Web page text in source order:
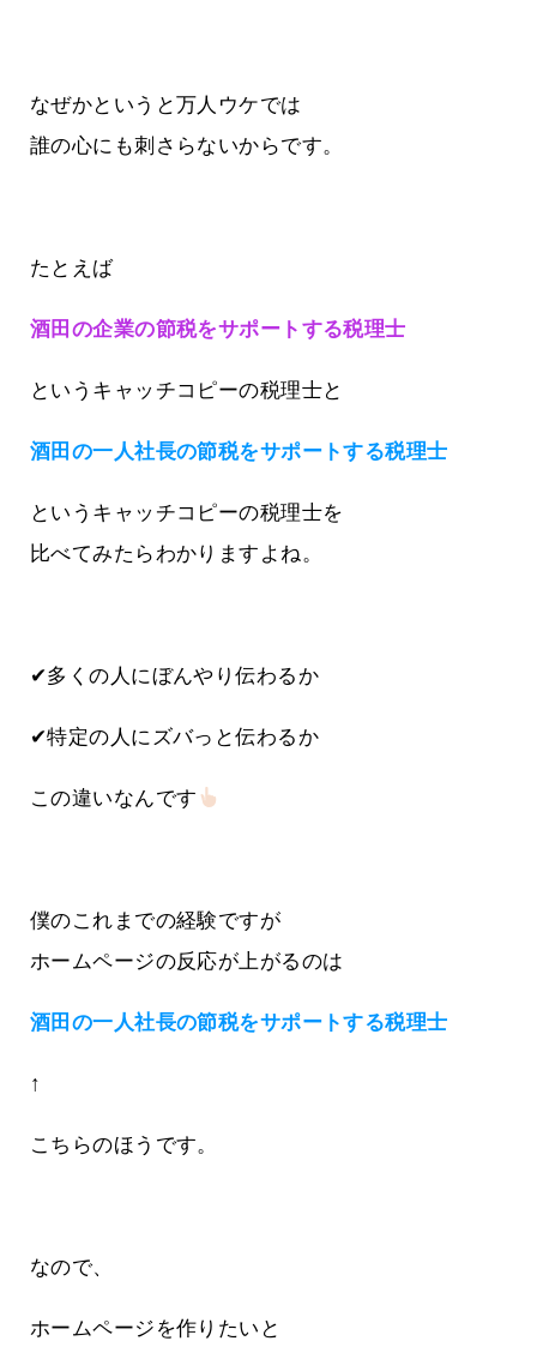
なぜかというと万人ウケでは
誰の心にも刺さらないからです。
たとえば
酒田の企業の節税をサポートする税理士
というキャッチコピーの税理士と
酒田の一人社長の節税をサポートする税理士
というキャッチコピーの税理士を
比べてみたらわかりますよね。
✔多くの人にぼんやり伝わるか
✔特定の人にズバっと伝わるか
この違いなんです
僕のこれまでの経験ですが
ホームページの反応が上がるのは
酒田の一人社長の節税をサポートする税理士
↑
こちらのほうです。
なので、
ホームページを作りたいと